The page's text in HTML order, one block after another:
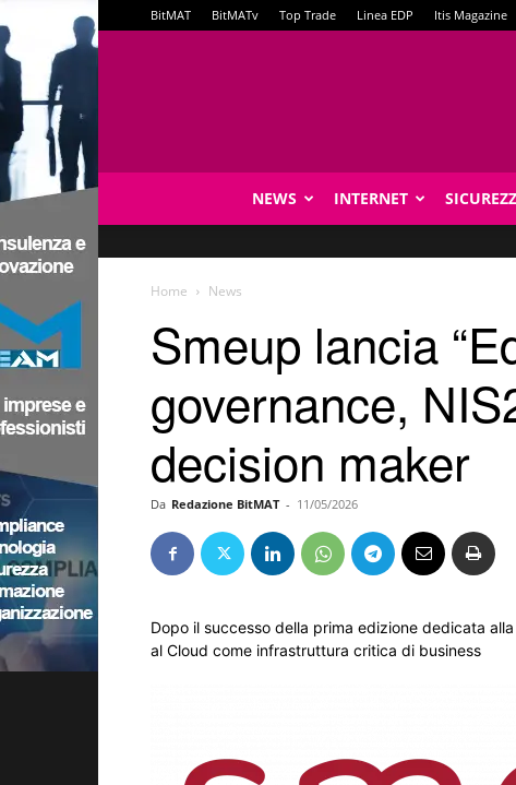
BitMAT BitMATv Top Trade Linea EDP Itis Magazine
NEWS INTERNET
Home News
Smeup lancia
governance,
decision maker
Da Redazione BitMAT - 11/05/2026
Dopo il successo della prima edizione dedicata
al Cloud come infrastruttura critica di business